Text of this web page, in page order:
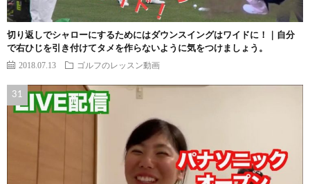
切り返しでシャローにするためにはダウンスイングはワイドに！｜自分
で右ひじを引き付けてタメを作らないように気をつけましょう。
2018.07.13 ゴルフのレッスン動画